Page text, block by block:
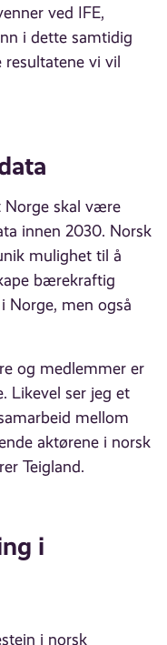
ved IFE,
i dette samtidig
vi vil
Norge skal være
innen 2030. Norsk
mulighet til å
bærekraftig
Norge, men også
og medlemmer er
Likevel ser jeg et
mellom
aktørene i norsk
Teigland.
i
i norsk